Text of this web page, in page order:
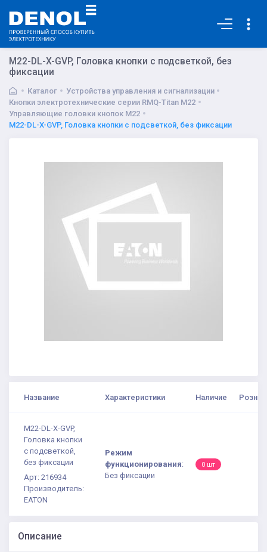
M22-DL-X-GVP, Головка кнопки с подсветкой, без
фиксации
Каталог
Устройства управления и сигнализации
Кнопки электротехнические серии RMQ-Titan M22
Управляющие головки кнопок M22
M22-DL-X-GVP, Головка кнопки с подсветкой, без фиксации
Название Характеристики Наличие
M22-DL-X-GVP,
Головка кнопки
с подсветкой,
без фиксации
Арт: 216934
Производитель:
EATON
Режим
функционирования:
Без фиксации
0 шт
Описание